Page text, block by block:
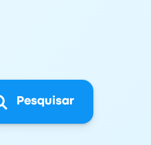
Pesquisar